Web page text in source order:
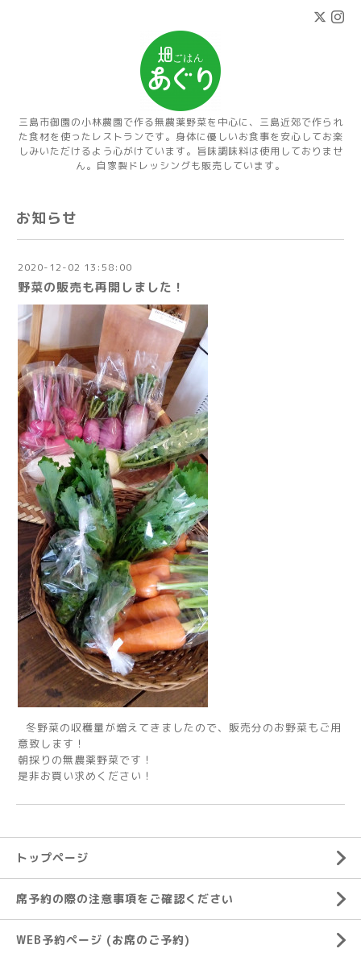
三島市御園の小林農園で作る無農薬野菜を中心に、三島近郊で作られ
た食材を使ったレストランです。身体に優しいお食事を安心してお楽
しみいただけるよう心がけています。旨味調味料は使用しておりませ
ん。自家製ドレッシングも販売しています。
お知らせ
2020-12-02 13:58:00
野菜の販売も再開しました！
冬野菜の収穫量が増えてきましたので、販売分のお野菜もご用
意致します！
朝採りの無農薬野菜です！
是非お買い求めください！
トップページ
席予約の際の注意事項をご確認ください
WEB予約ページ (お席のご予約)